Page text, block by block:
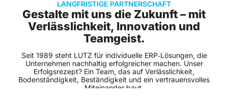
LANGFRISTIGE PARTNERSCHAFT
Gestalte mit uns die Zukunft – mit
Verlässlichkeit, Innovation und
Teamgeist.
Seit 1989 steht LUTZ für individuelle ERP‑Lösungen, die
Unternehmen nachhaltig erfolgreicher machen. Unser
Erfolgsrezept? Ein Team, das auf Verlässlichkeit,
Bodenständigkeit, Beständigkeit und ein vertrauensvolles
Miteinander baut.